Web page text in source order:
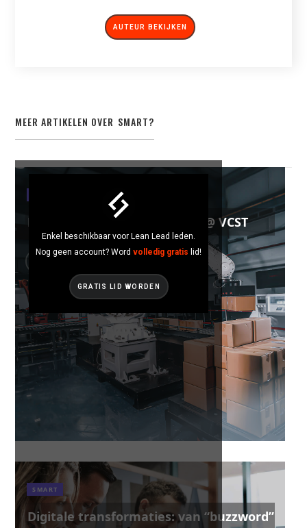
AUTEUR BEKIJKEN
MEER ARTIKELEN OVER SMART?
Masterclass Digitale Fabriek @ VCST
SMART
Digitale transformaties: van “buzzword”
Enkel beschikbaar voor Lean Lead leden.
Nog geen account? Wordvolledig gratis lid!
GRATIS LID WORDEN